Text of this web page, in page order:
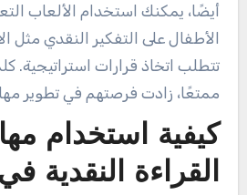
أيضًا، يمكنك استخدام الألعاب
الأطفال على التفكير النقدي مثل
تتطلب اتخاذ قرارات استراتيجية.
ممتعًا، زادت فرصتهم في تطوير
كيفية استخدام
القراءة النقدية